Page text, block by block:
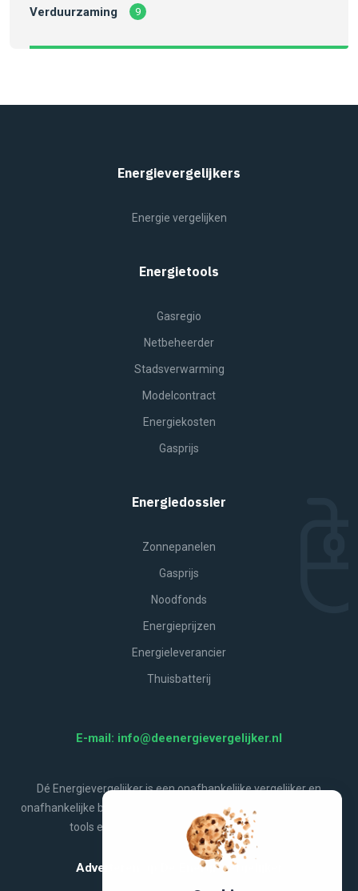
Verduurzaming 9
Energievergelijkers
Energie vergelijken
Energietools
Gasregio
Netbeheerder
Stadsverwarming
Modelcontract
Energiekosten
Gasprijs
Energiedossier
Zonnepanelen
Gasprijs
Noodfonds
Energieprijzen
Energieleverancier
Thuisbatterij
E-mail: info@deenergievergelijker.nl
Dé Energievergelijker is een onafhankelijke vergelijker en
onafhankelijke bron van energienieuws, aanbiedingen, handige
tools en alles wat jij wilt weten over energie.
Adverteren op De Energievergelijker